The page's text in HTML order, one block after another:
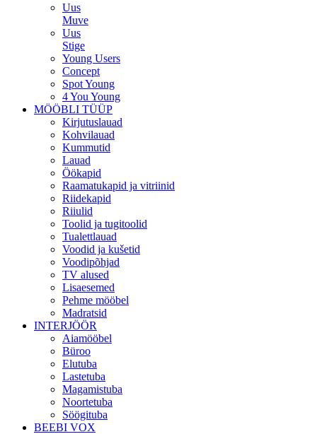
Uus
Muve
Uus
Stige
Young Users
Concept
Spot Young
4 You Young
MÖÖBLI TÜÜP
Kirjutuslauad
Kohvilauad
Kummutid
Lauad
Öökapid
Raamatukapid ja vitriinid
Riidekapid
Riiulid
Toolid ja tugitoolid
Tualettlauad
Voodid ja kušetid
Voodipõhjad
TV alused
Lisaesemed
Pehme mööbel
Madratsid
INTERJÖÖR
Aiamööbel
Büroo
Elutuba
Lastetuba
Magamistuba
Noortetuba
Söögituba
BEEBI VOX